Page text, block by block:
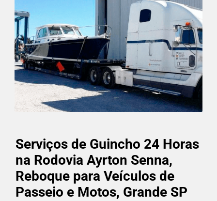
Serviços de Guincho 24 Horas
na Rodovia Ayrton Senna,
Reboque para Veículos de
Passeio e Motos, Grande SP